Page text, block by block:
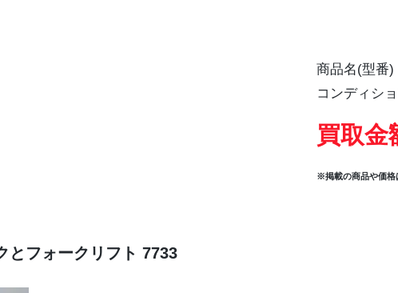
商品名(型番)
コンディシ
買取金
※掲載の商品や価格
とフォークリフト 7733